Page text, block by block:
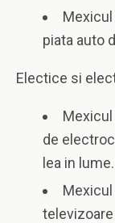
piata auto
Electice si
de
lea in lume.